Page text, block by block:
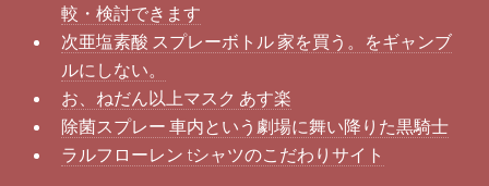
較・検討できます
次亜塩素酸 スプレーボトル 家を買う。をギャンブ
ルにしない。
お、ねだん以上マスク あす楽
除菌スプレー 車内という劇場に舞い降りた黒騎士
ラルフローレン tシャツのこだわりサイト